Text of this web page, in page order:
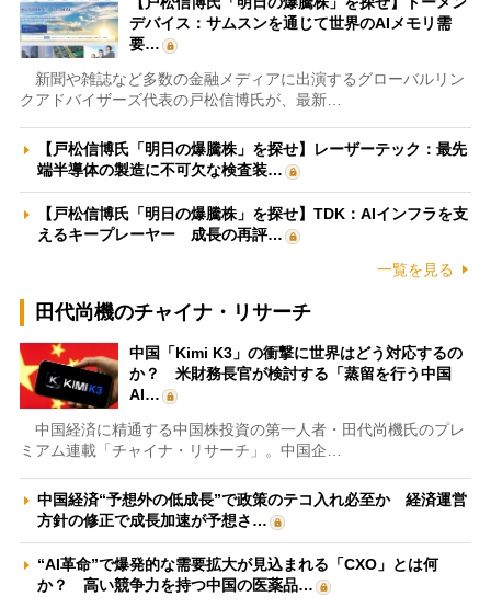
デバイス：サムスンを通じて世界のAIメモリ需
要…
新聞や雑誌など多数の金融メディアに出演するグローバルリン
クアドバイザーズ代表の戸松信博氏が、最新…
【戸松信博氏「明日の爆騰株」を探せ】レーザーテック：最先
端半導体の製造に不可欠な検査装…
【戸松信博氏「明日の爆騰株」を探せ】TDK：AIインフラを支
えるキープレーヤー 成長の再評…
一覧を見る
田代尚機のチャイナ・リサーチ
中国「Kimi K3」の衝撃に世界はどう対応するの
か？ 米財務長官が検討する「蒸留を行う中国
AI…
中国経済に精通する中国株投資の第一人者・田代尚機氏のプレ
ミアム連載「チャイナ・リサーチ」。中国企…
中国経済“予想外の低成長”で政策のテコ入れ必至か 経済運営
方針の修正で成長加速が予想さ…
“AI革命”で爆発的な需要拡大が見込まれる「CXO」とは何
か？ 高い競争力を持つ中国の医薬品…